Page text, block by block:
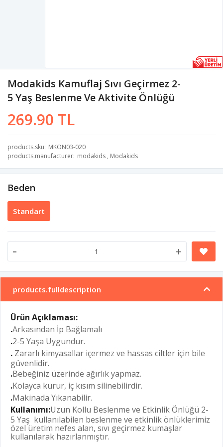
Modakids Kamuflaj Sıvı Geçirmez 2-
5 Yaş Beslenme Ve Aktivite Önlüğü
269.90 TL
products.sku MKON03-020
products.manufacturer modakids , Modakids
Beden
Standart
- +
products.fulldescription
Ürün Açıklaması:
.Arkasından İp Bağlamalı
.2-5 Yaşa Uygundur.
. Zararlı kimyasallar içermez ve hassas ciltler için bile
güvenlidir.
.Bebeğiniz üzerinde ağırlık yapmaz.
.Kolayca kurur, iç kısım silinebilirdir.
.Makinada Yıkanabilir.
Kullanımı:Uzun Kollu Beslenme ve Etkinlik Önlüğü 2-
5 Yaş kullanılabilen beslenme ve etkinlik önlüklerimiz
özel üretim nefes alan, sıvı geçirmez kumaşlar
kullanılarak hazırlanmıştır.